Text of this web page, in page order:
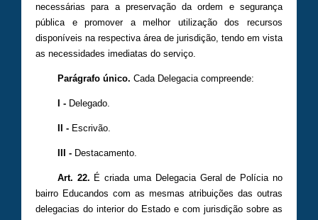
necessárias para a preservação da ordem e segurança
pública e promover a melhor utilização dos recursos
disponíveis na respectiva área de jurisdição, tendo em vista
as necessidades imediatas do serviço.
Parágrafo único. Cada Delegacia compreende:
I -Delegado.
II -Escrivão.
III -Destacamento.
Art. 22. É criada uma Delegacia Geral de Polícia no
bairro Educandos com as mesmas atribuições das outras
delegacias do interior do Estado e com jurisdição sobre as